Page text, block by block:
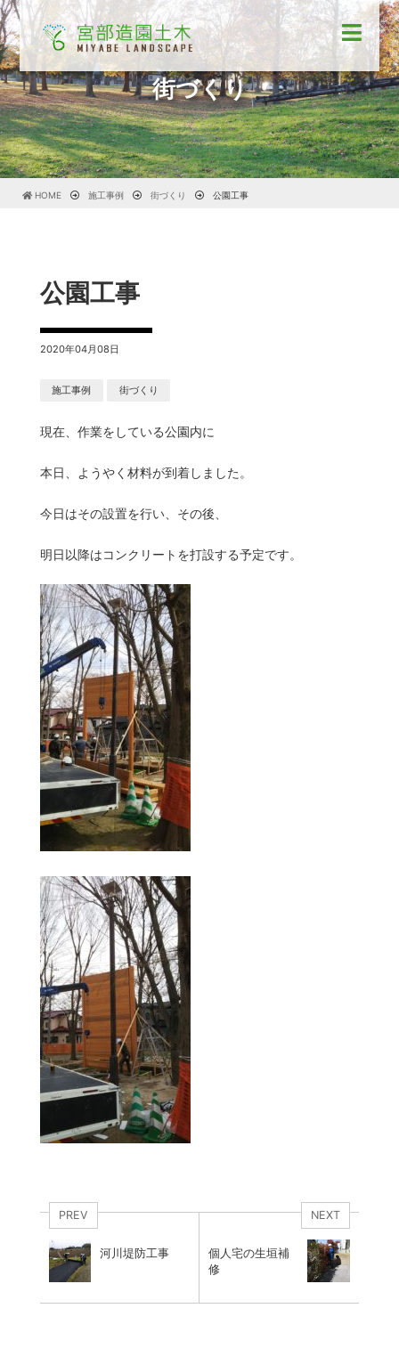
街づくり
HOME 施工事例 街づくり 公園工事
公園工事
2020年04月08日
施工事例 街づくり
現在、作業をしている公園内に
本日、ようやく材料が到着しました。
今日はその設置を行い、その後、
明日以降はコンクリートを打設する予定です。
PREV
河川堤防工事
NEXT
個人宅の生垣補
修